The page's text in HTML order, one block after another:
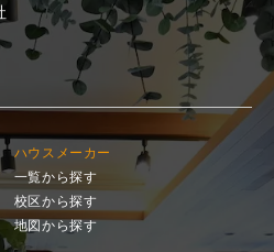
ハウスメーカー
一覧から探す
校区から探す
地図から探す